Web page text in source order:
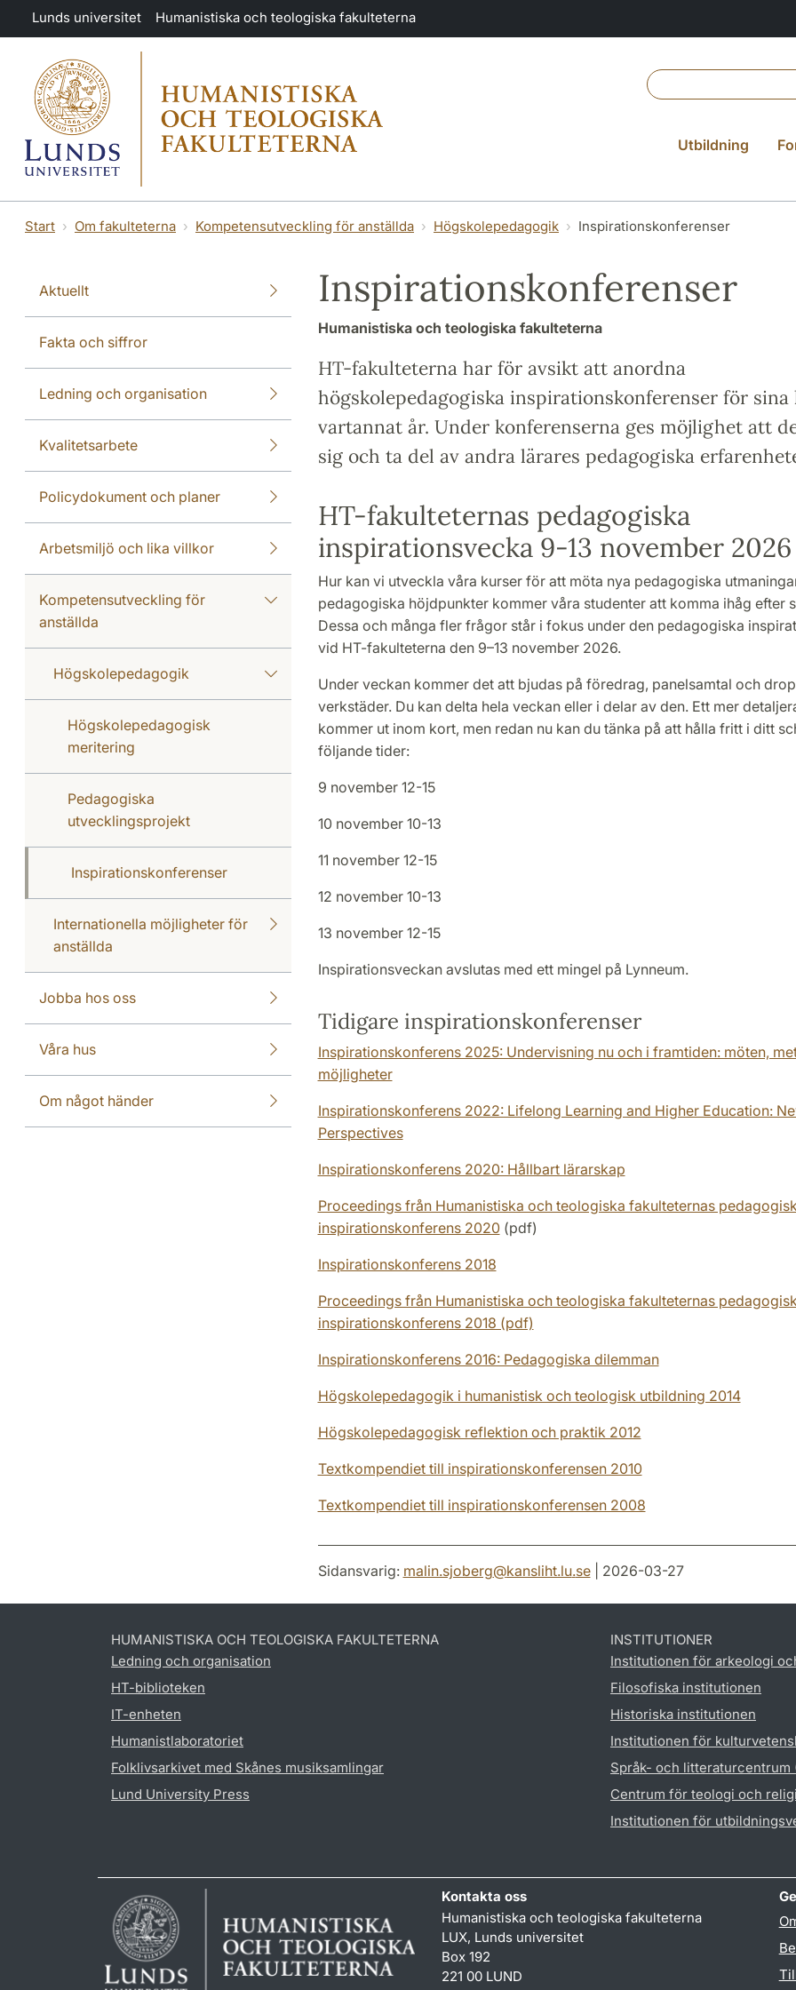
Hoppa till huvudinnehåll
Lunds universitet Humanistiska och teologiska fakulteterna
Utbildning
Start Om fakulteterna Kompetensutveckling för anställda Högskolepedagogik Inspirationskonferenser
Aktuellt
Fakta och siffror
Ledning och organisation
Kvalitetsarbete
Policydokument och planer
Arbetsmiljö och lika villkor
Kompetensutveckling för
anställda
Högskolepedagogik
Högskolepedagogisk
meritering
Pedagogiska
utvecklingsprojekt
Inspirationskonferenser
Internationella möjligheter för
anställda
Jobba hos oss
Våra hus
Om något händer
Inspirationskonferenser
Humanistiska och teologiska fakulteterna
HT-fakulteterna har för avsikt att anordna
högskolepedagogiska inspirationskonferenser för sina
vartannat år. Under konferenserna ges möjlighet att
sig och ta del av andra lärares pedagogiska
HT-fakulteternas pedagogiska
inspirationsvecka 9-13 november 2026
Hur kan vi utveckla våra kurser för att möta nya pedagogiska
pedagogiska höjdpunkter kommer våra studenter att komma ihåg efter
Dessa och många fler frågor står i fokus under den pedagogiska
vid HT-fakulteterna den 9–13 november 2026.
Under veckan kommer det att bjudas på föredrag, panelsamtal och
verkstäder. Du kan delta hela veckan eller i delar av den. Ett mer
kommer ut inom kort, men redan nu kan du tänka på att hålla fritt i ditt
följande tider:
9 november 12-15
10 november 10-13
11 november 12-15
12 november 10-13
13 november 12-15
Inspirationsveckan avslutas med ett mingel på Lynneum.
Tidigare inspirationskonferenser
Inspirationskonferens 2025: Undervisning nu och i framtiden: möten,
möjligheter
Inspirationskonferens 2022: Lifelong Learning and Higher Education:
Perspectives
Inspirationskonferens 2020: Hållbart lärarskap
Proceedings från Humanistiska och teologiska fakulteternas
inspirationskonferens 2020(pdf)
Inspirationskonferens 2018
Proceedings från Humanistiska och teologiska fakulteternas
inspirationskonferens 2018 (pdf)
Inspirationskonferens 2016: Pedagogiska dilemman
Högskolepedagogik i humanistisk och teologisk utbildning 2014
Högskolepedagogisk reflektion och praktik 2012
Textkompendiet till inspirationskonferensen 2010
Textkompendiet till inspirationskonferensen 2008
Sidansvarig: malin.sjoberg@kansliht.lu.se| 2026-03-27
HUMANISTISKA OCH TEOLOGISKA FAKULTETERNA
Ledning och organisation
HT-biblioteken
IT-enheten
Humanistlaboratoriet
Folklivsarkivet med Skånes musiksamlingar
Lund University Press
INSTITUTIONER
Institutionen för arkeologi
Filosofiska institutionen
Historiska institutionen
Institutionen för
Språk- och litteraturcentrum
Centrum för teologi och
Institutionen för
Kontakta oss
Humanistiska och teologiska fakulteterna
LUX, Lunds universitet
Box 192
221 00 LUND